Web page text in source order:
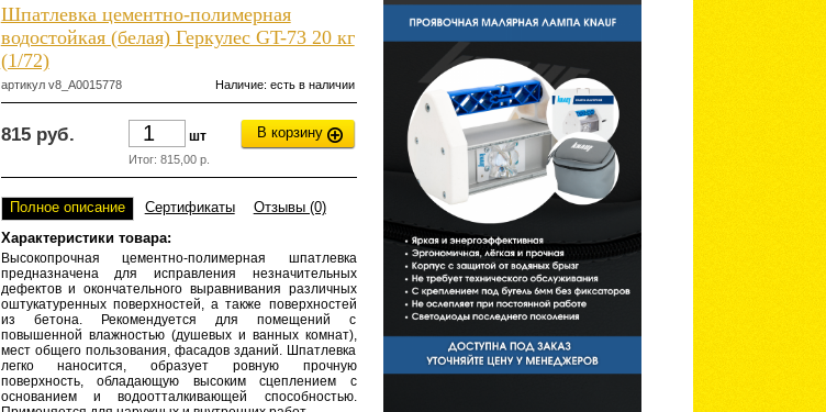
Шпатлевка цементно-полимерная
водостойкая (белая) Геркулес GT-73 20 кг
(1/72)
артикул v8_А0015778 Наличие: есть в наличии
815 руб. шт
Итог: 815,00р.
В корзину
Полное описание Сертификаты
Отзывы (0)
Характеристики товара:
Высокопрочная цементно-полимерная шпатлевка
предназначена для исправления незначительных
дефектов и окончательного выравнивания различных
оштукатуренных поверхностей, а также поверхностей
из бетона. Рекомендуется для помещений с
повышенной влажностью (душевых и ванных комнат),
мест общего пользования, фасадов зданий. Шпатлевка
легко наносится, образует ровную прочную
поверхность, обладающую высоким сцеплением с
основанием и водоотталкивающей способностью.